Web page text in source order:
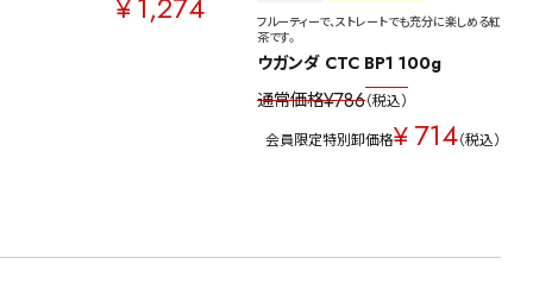
¥
フルーティーで、ストレートでも充分に楽しめる紅
茶です。
ウガンダ CTC BP1 100g
通常価格¥786 税込
会員限定特別卸価格¥714 税込